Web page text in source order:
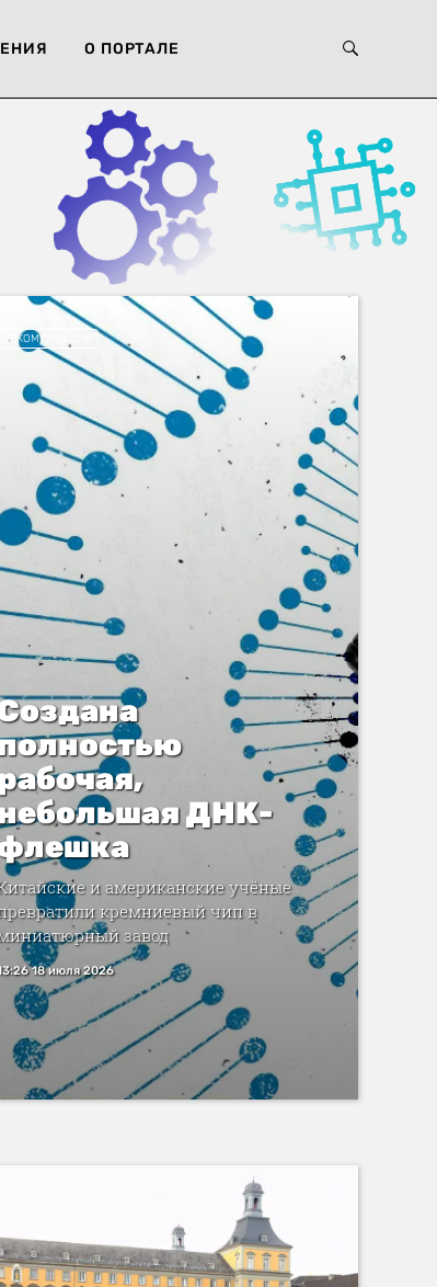
О ПОРТАЛЕ
РЕКОМЕНДАЦИИ
ДНК-
и американские учёные
кремниевый чип в
завод
18 июля 2026